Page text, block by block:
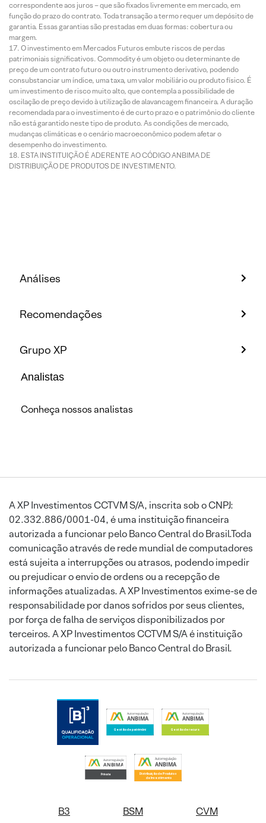
correspondente aos juros – que são fixados livremente em mercado, em
função do prazo do contrato. Toda transação a termo requer um depósito de
garantia. Essas garantias são prestadas em duas formas: cobertura ou
margem.
O investimento em Mercados Futuros embute riscos de perdas
patrimoniais significativos. Commodity é um objeto ou determinante de
preço de um contrato futuro ou outro instrumento derivativo, podendo
consubstanciar um índice, uma taxa, um valor mobiliário ou produto físico. É
um investimento de risco muito alto, que contempla a possibilidade de
oscilação de preço devido à utilização de alavancagem financeira. A duração
recomendada para o investimento é de curto prazo e o patrimônio do cliente
não está garantido neste tipo de produto. As condições de mercado,
mudanças climáticas e o cenário macroeconômico podem afetar o
desempenho do investimento.
ESTA INSTITUIÇÃO É ADERENTE AO CÓDIGO ANBIMA DE
DISTRIBUIÇÃO DE PRODUTOS DE INVESTIMENTO.
Análises
Recomendações
Grupo XP
Analistas
Conheça nossos analistas
A XP Investimentos CCTVM S/A, inscrita sob o CNPJ:
02.332.886/0001-04, é uma instituição financeira
autorizada a funcionar pelo Banco Central do Brasil.Toda
comunicação através de rede mundial de computadores
está sujeita a interrupções ou atrasos, podendo impedir
ou prejudicar o envio de ordens ou a recepção de
informações atualizadas. A XP Investimentos exime-se de
responsabilidade por danos sofridos por seus clientes,
por força de falha de serviços disponibilizados por
terceiros. A XP Investimentos CCTVM S/A é instituição
autorizada a funcionar pelo Banco Central do Brasil.
B3 BSM CVM